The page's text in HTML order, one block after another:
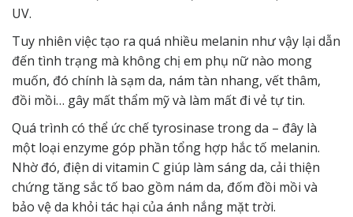
UV.
Tuy nhiên việc tạo ra quá nhiều melanin như vậy lại dẫn
đến tình trạng mà không chị em phụ nữ nào mong
muốn, đó chính là sạm da, nám tàn nhang, vết thâm,
đồi mồi… gây mất thẩm mỹ và làm mất đi vẻ tự tin.
Quá trình có thể ức chế tyrosinase trong da – đây là
một loại enzyme góp phần tổng hợp hắc tố melanin.
Nhờ đó, điện di vitamin C giúp làm sáng da, cải thiện
chứng tăng sắc tố bao gồm nám da, đốm đồi mồi và
bảo vệ da khỏi tác hại của ánh nắng mặt trời.